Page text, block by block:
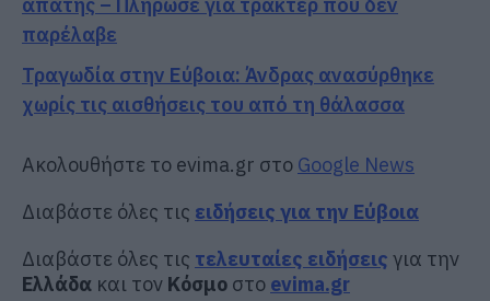
παρέλαβε
Τραγωδία στην Εύβοια: Άνδρας ανασύρθηκε
χωρίς τις αισθήσεις του από τη θάλασσα
Ακολουθήστε το evima.gr στο Google News
Διαβάστε όλες τις ειδήσεις για την Εύβοια
Διαβάστε όλες τις τελευταίες ειδήσεις για την
Ελλάδα και τον Κόσμο στο evima.gr